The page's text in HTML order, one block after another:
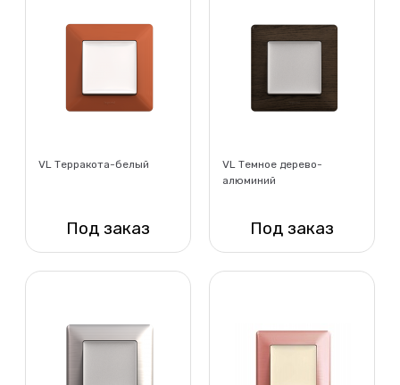
VL Терракота-белый
Под заказ
Нет в наличии
VL Темное дерево-
алюминий
Под заказ
Нет в наличии